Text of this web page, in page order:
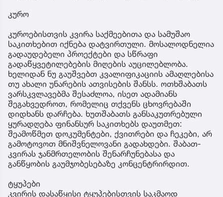
კურო
კუროებისთვის კვირა საქმეებითა და სამუშაო
საკითხებით იქნება დატვირთული. მოსალოდნელია
გადაუდებელი პროექტები და სწრაფი
გადაწყვეტილებების მიღების აუცილებლობა.
ხელიდან ნუ გაუშვებთ კვალიფიკაციის ამაღლებისა
თუ ახალი უნარების ათვისების შანსს. ოთხშაბათს
ვარსკვლავებმა შესაძლოა, ისეთ ადამიანს
შეგახვედროთ, რომელიც თქვენს ცხოვრებაში
დიდხანს დარჩება. ხუთშაბათს განსაკუთრებული
ყურადღება ფინანსურ საკითხებს დაუთმეთ:
შეამოწმეთ დოკუმენტები, ქვითრები და ჩეკები, არ
გამოტოვოთ მნიშვნელოვანი გადახდები. შაბათ-
კვირას ჯანმრთელობის შენარჩუნებასა და
განწყობის გაუმჯობესებაზე კონცენტრირდით.
ტყუპები
კვირის დასაწყისი ტყუპებისთვის საკმაოდ